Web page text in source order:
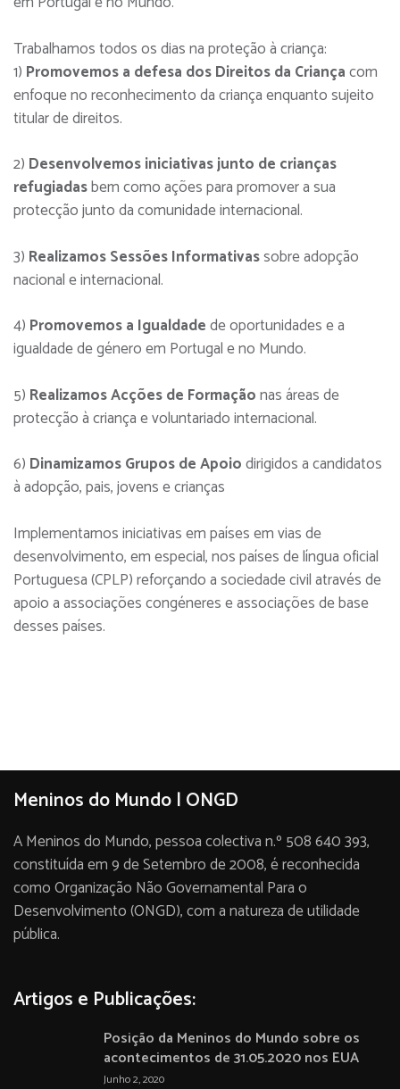
Trabalhamos todos os dias na proteção à criança:
1) Promovemos a defesa dos Direitos da Criançacom
enfoque no reconhecimento da criança enquanto sujeito
titular de direitos.
2) Desenvolvemos iniciativas junto de crianças
refugiadasbem como ações para promover a sua
protecção junto da comunidade internacional.
3) Realizamos Sessões Informativassobre adopção
nacional e internacional.
4) Promovemos a Igualdadede oportunidades e a
igualdade de género em Portugal e no Mundo.
5) Realizamos Acções de Formaçãonas áreas de
protecção à criança e voluntariado internacional.
6) Dinamizamos Grupos de Apoiodirigidos a candidatos
à adopção, pais, jovens e crianças
Implementamos iniciativas em países em vias de
desenvolvimento, em especial, nos países de língua oficial
Portuguesa (CPLP) reforçando a sociedade civil através de
apoio a associações congéneres e associações de base
desses países.
Meninos do Mundo | ONGD
A Meninos do Mundo, pessoa colectiva n.º 508 640 393,
constituída em 9 de Setembro de 2008, é reconhecida
como Organização Não Governamental Para o
Desenvolvimento (ONGD), com a natureza de utilidade
pública.
Artigos e Publicações:
Posição da Meninos do Mundo sobre os
acontecimentos de 31.05.2020 nos EUA
Junho 2, 2020